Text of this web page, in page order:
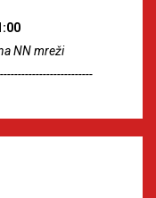
NN mreži